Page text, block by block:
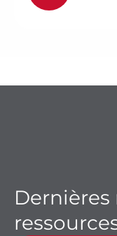
Dernières